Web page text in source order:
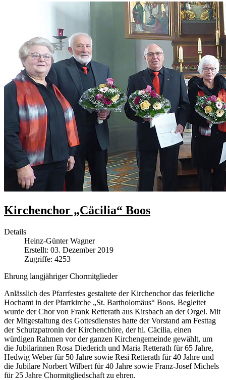
Kirchenchor „Cäcilia“ Boos
Details
Heinz-Günter Wagner
Erstellt: 03. Dezember 2019
Zugriffe: 4253
Ehrung langjähriger Chormitglieder
Anlässlich des Pfarrfestes gestaltete der Kirchenchor das feierliche
Hochamt in der Pfarrkirche „St. Bartholomäus“ Boos. Begleitet
wurde der Chor von Frank Retterath aus Kirsbach an der Orgel. Mit
der Mitgestaltung des Gottesdienstes hatte der Vorstand am Festtag
der Schutzpatronin der Kirchenchöre, der hl. Cäcilia, einen
würdigen Rahmen vor der ganzen Kirchengemeinde gewählt, um
die Jubilarinnen Rosa Diederich und Maria Retterath für 65 Jahre,
Hedwig Weber für 50 Jahre sowie Resi Retterath für 40 Jahre und
die Jubilare Norbert Wilbert für 40 Jahre sowie Franz-Josef Michels
für 25 Jahre Chormitgliedschaft zu ehren.